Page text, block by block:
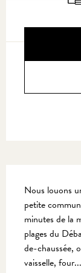
Nous louons
petite
minutes de la
plages du
de-chaussée,
vaisselle, four...